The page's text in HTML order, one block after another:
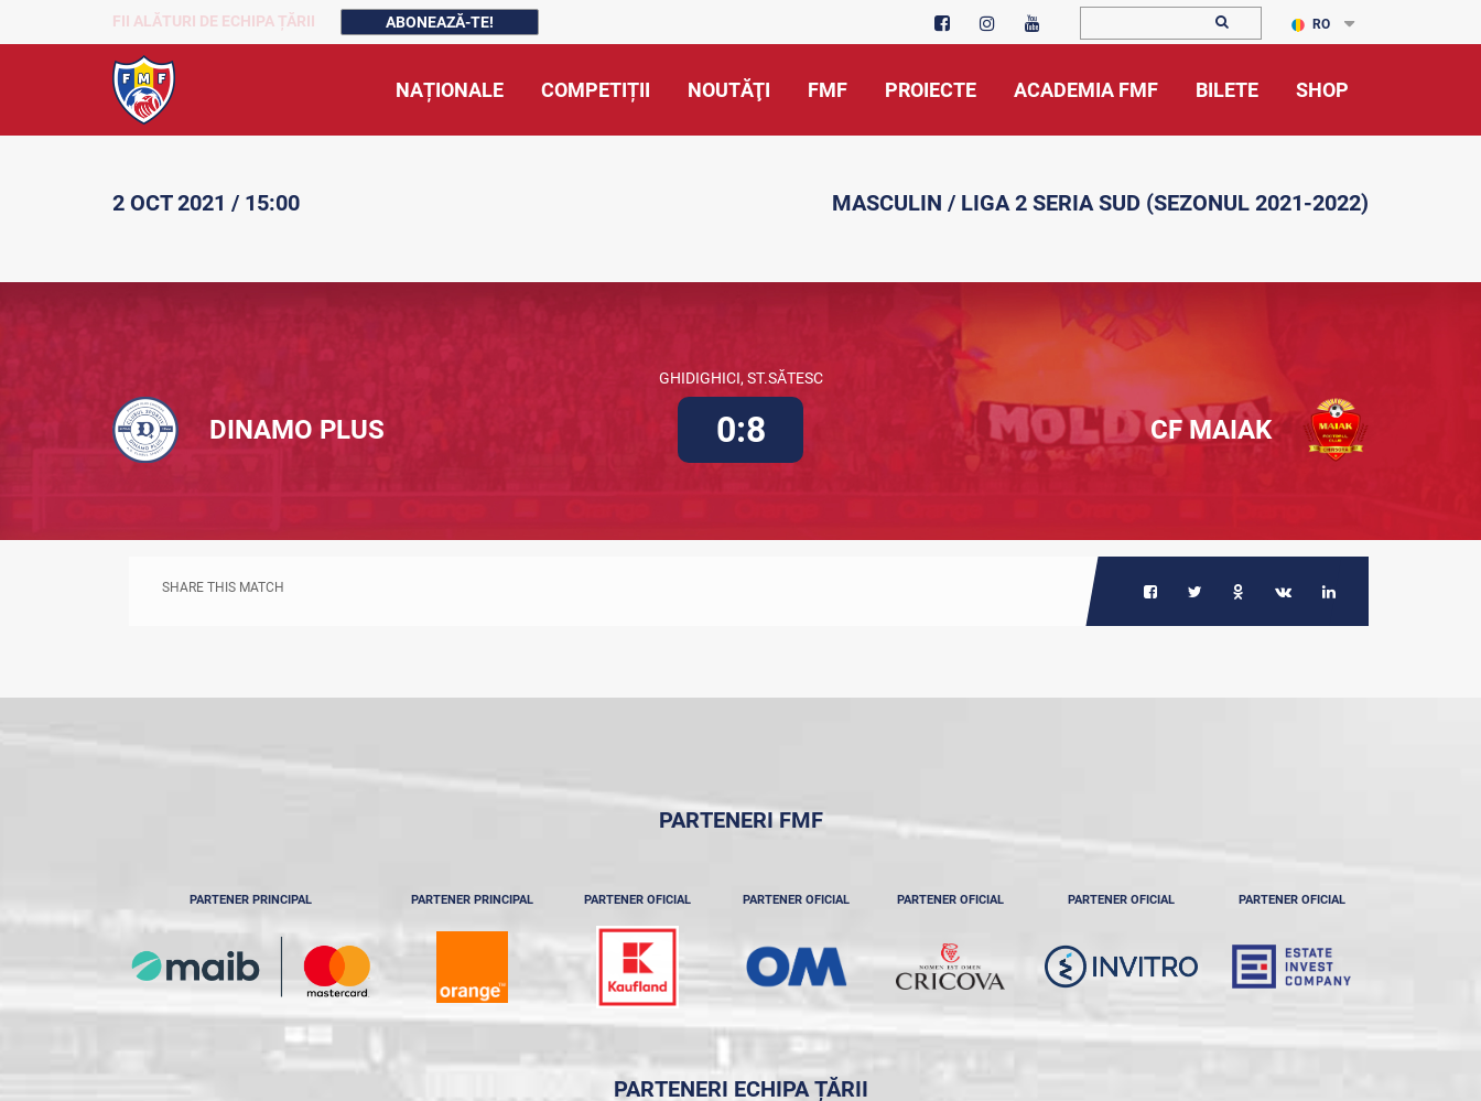
FII ALĂTURI DE ECHIPA ȚĂRII ABONEAZĂ-TE! RO
NAȚIONALE COMPETIȚII NOUTĂŢI FMF PROIECTE ACADEMIA FMF BILETE SHOP
2 OCT 2021 / 15:00 MASCULIN / LIGA 2 SERIA SUD (SEZONUL 2021-2022)
GHIDIGHICI, ST.SĂTESC
DINAMO PLUS 0:8 CF MAIAK
SHARE THIS MATCH
PARTENERI FMF
PARTENER PRINCIPAL PARTENER PRINCIPAL PARTENER OFICIAL PARTENER OFICIAL PARTENER OFICIAL PARTENER OFICIAL PARTENER OFICIAL
PARTENERI ECHIPA ȚĂRII